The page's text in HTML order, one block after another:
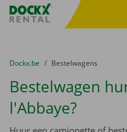
Fratello DEMO
U bevindt zich hier:
van
Dockx.be naar
Bestelwagens
Bestelwagen
l'Abbaye?